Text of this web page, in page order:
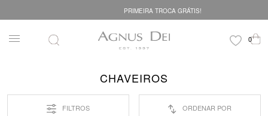
PRIMEIRA TROCA GRÁTIS!
CHAVEIROS
FILTROS ORDENAR POR